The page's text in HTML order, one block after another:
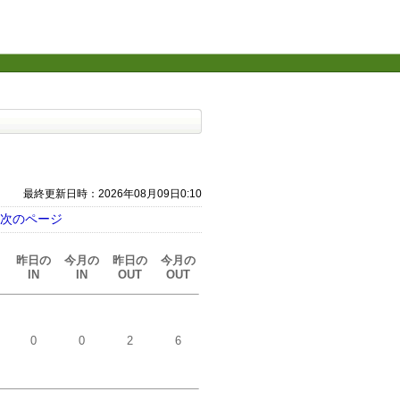
最終更新日時：2026年08月09日0:10
次のページ
昨日の
IN
今月の
IN
昨日の
OUT
今月の
OUT
0 0 2 6